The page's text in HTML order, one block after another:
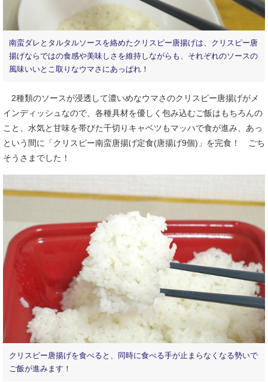
南蛮ダレとタルタルソースを絡めたクリスピー唐揚げは、クリスピー唐
揚げならではの食感や美味しさを維持しながらも、それぞれのソースの
風味いいとこ取りなウマさにあっぱれ！
2種類のソースが浸透して濃いめなウマさのクリスピー唐揚げがメ
インディッシュなので、各種具材を優しく包み込むご飯はもちろんの
こと、水気と甘味を帯びた千切りキャベツもマッハで食が進み、あっ
という間に「クリスピー南蛮唐揚げ定食(唐揚げ9個)」を完食！ ごち
そうさまでした！
クリスピー唐揚げを食べると、同時に食べる手が止まらなくなる勢いで
ご飯が進みます！